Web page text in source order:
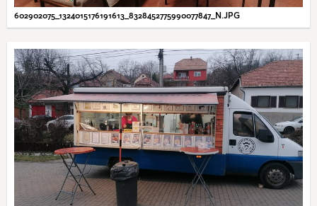
602902075_1324015176191613_8328452775990077847_N.JPG